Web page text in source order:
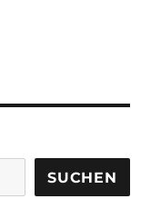
SUCHEN